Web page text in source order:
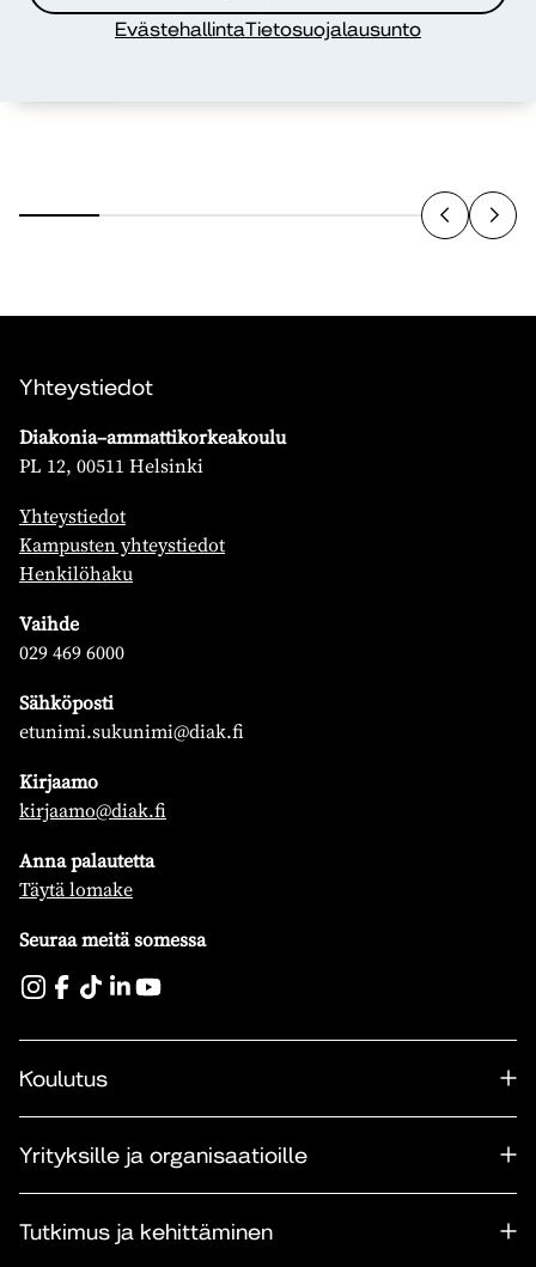
EvästehallintaTietosuojalausunto
Kirjaston uutisia
Yhteystiedot
Diakonia–ammattikorkeakoulu
PL 12, 00511 Helsinki
Yhteystiedot
Kampusten yhteystiedot
Henkilöhaku
Vaihde
029 469 6000
Sähköposti
etunimi.sukunimi@diak.fi
Kirjaamo
kirjaamo@diak.fi
Anna palautetta
Täytä lomake
Seuraa meitä somessa
Koulutus
Yrityksille ja organisaatioille
Tutkimus ja kehittäminen